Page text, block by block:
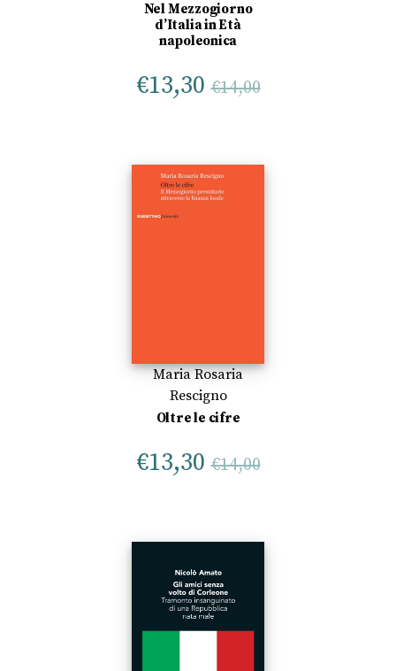
Nel Mezzogiorno
d’Italia in Età
napoleonica
€13,30 €14,00
Maria Rosaria
Rescigno
Oltre le cifre
€13,30 €14,00